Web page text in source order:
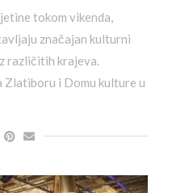
tokom vikenda,
značajan kulturni
različitih krajeva.
Zlatiboru i Domu kulture u